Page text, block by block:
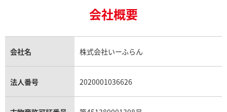
金貨買取
貴金属買取
銀・シルバー買取
パラジウム買取
トパーズ買取
タンザナイト買取
キャッツアイ買取
ロレックス エクスプローラー買取
ロレックス デイトジャスト買取
パテック フィリップノーチラス買取
ヴァシュロン・コンスタンタン買取
シャネル マトラッセ買取
セリーヌ買取
ヴァンクリーフ＆アーペル買取
ショーメ買取
ダミアーニ買取
会社概要
会社名 株式会社いーふらん
法人番号 2020001036626